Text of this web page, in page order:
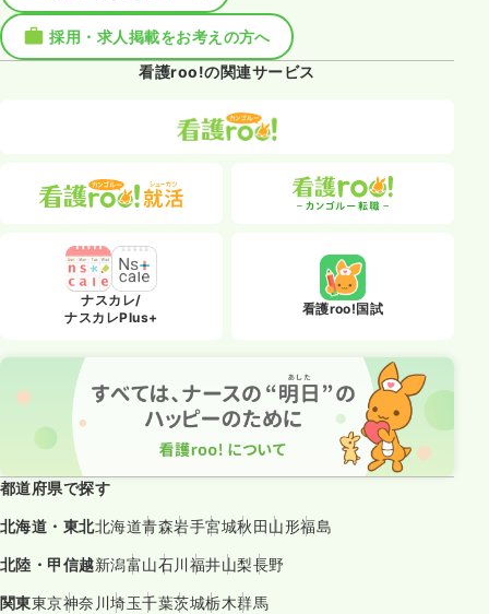
採用・求人掲載をお考えの方へ
看護roo!の関連サービス
ナスカレ/
ナスカレPlus+
看護roo!国試
都道府県で探す
北海道・東北北海道青森岩手宮城秋田山形福島
北陸・甲信越新潟富山石川福井山梨長野
関東東京神奈川埼玉千葉茨城栃木群馬